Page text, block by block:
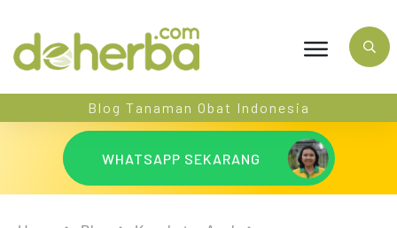
Blog Tanaman Obat Indonesia
WHATSAPP SEKARANG